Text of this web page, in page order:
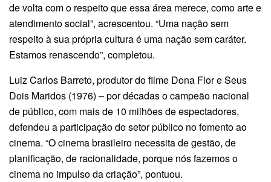
de volta com o respeito que essa área merece, como arte e
atendimento social”, acrescentou. “Uma nação sem
respeito à sua própria cultura é uma nação sem caráter.
Estamos renascendo”, completou.
Luiz Carlos Barreto, produtor do filme Dona Flor e Seus
Dois Maridos (1976) – por décadas o campeão nacional
de público, com mais de 10 milhões de espectadores,
defendeu a participação do setor público no fomento ao
cinema. “O cinema brasileiro necessita de gestão, de
planificação, de racionalidade, porque nós fazemos o
cinema no impulso da criação”, pontuou.